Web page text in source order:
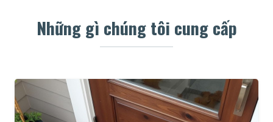
Những gì chúng tôi cung cấp